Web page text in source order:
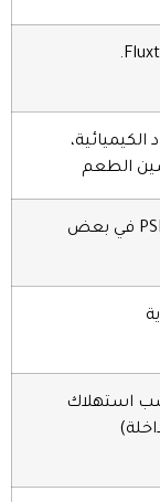
الطعم
6 بار (أو ما يعادل 125 PSI في بعض
(حسب استهلاك